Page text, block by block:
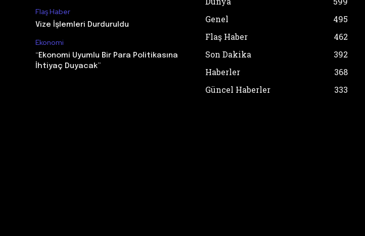
Flaş Haber
Vize İşlemleri Durduruldu
Ekonomi
“Ekonomi Uyumlu Bir Para Politikasına
İhtiyaç Duyacak”
Genel
495
Flaş Haber
462
Son Dakika
392
Haberler
368
Güncel Haberler
333